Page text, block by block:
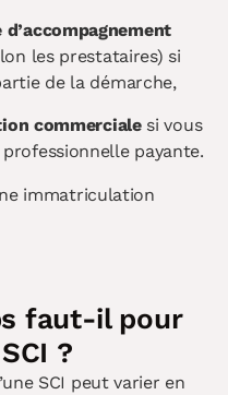
les prestataires) si
de la démarche,
commercialesi vous
payante.
immatriculation
faut-il pour
?
SCI peut varier en